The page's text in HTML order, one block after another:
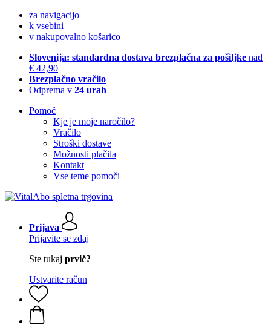
za navigacijo
k vsebini
v nakupovalno košarico
Slovenija: standardna dostava brezplačna za pošiljke nad
€ 42,90
Brezplačno vračilo
Odprema v 24 urah
Pomoč
Kje je moje naročilo?
Vračilo
Stroški dostave
Možnosti plačila
Kontakt
Vse teme pomoči
Prijava
Prijavite se zdaj
Ste tukaj prvič?
Ustvarite račun